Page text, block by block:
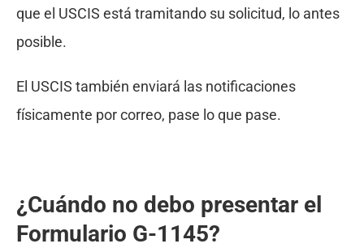
que el USCIS está tramitando su solicitud, lo antes
posible.
El USCIS también enviará las notificaciones
físicamente por correo, pase lo que pase.
¿Cuándo no debo presentar el
Formulario G-1145?